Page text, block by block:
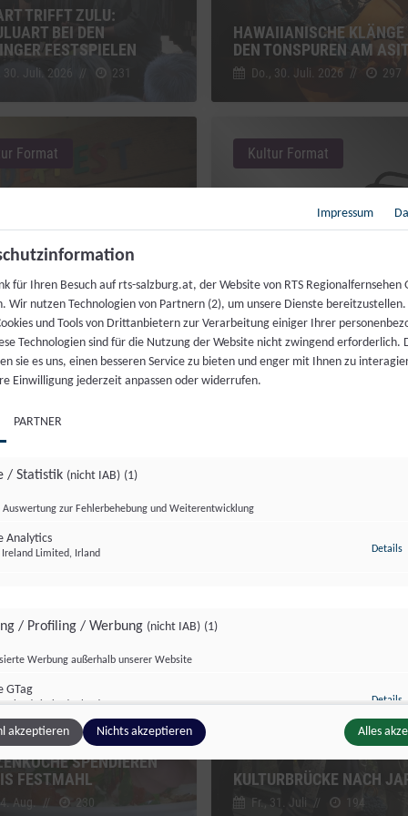
TRIFFT ZULU:
BEI DEN
FESTSPIELEN
30. Juli. 2026 231
HAWAIIANISCHE KLÄNGE
DEN TONSPUREN AM
Do., 30. Juli. 2026 // 297
BILDER: DIE
DER
SALZBURG
25. Juni. 2026 // 220
Format
MUSIK &
KULTUR FORMAT
Do., 11. Juni. 2026 // 91
Kultur Format
FÜR JEDERMANN:
SPENDIEREN
FESTMAHL
Aug. // 230
KULTURBRÜCKE NACH
Fr., 31. Juli // 194
Impressum
für Ihren Besuch auf rts-salzburg.at, der Website von RTS Regionalfernsehen
Wir nutzen Technologien von Partnern (2), um unsere Dienste bereitzustellen.
und Tools von Drittanbietern zur Verarbeitung einiger Ihrer
Technologien sind für die Nutzung der Website nicht zwingend erforderlich.
sie es uns, einen besseren Service zu bieten und enger mit Ihnen zu
Einwilligung jederzeit anpassen oder widerrufen.
PARTNER
/ Statistik (nicht IAB) (1)
Auswertung zur Fehlerbehebung und Weiterentwicklung
Analytics
Ireland Limited, Irland Details
/ Profiling / Werbung (nicht IAB) (1)
Werbung außerhalb unserer Website
GTag
Ireland Limited, Irland Details
Inhalte(nicht IAB)
zusätzlicher Informationen
akzeptieren Nichts akzeptieren Alles